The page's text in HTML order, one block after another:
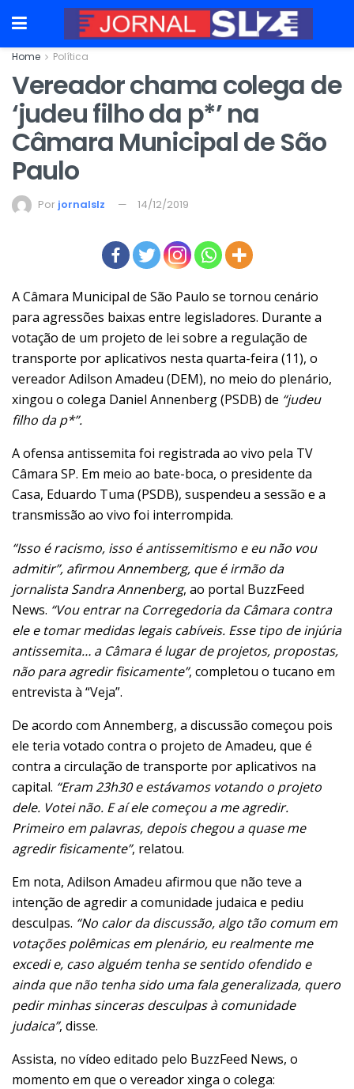
Home Política
Vereador chama colega de
‘judeu filho da p*’ na
Câmara Municipal de São
Paulo
Por jornalslz 14/12/2019
A Câmara Municipal de São Paulo se tornou cenário
para agressões baixas entre legisladores. Durante a
votação de um projeto de lei sobre a regulação de
transporte por aplicativos nesta quarta-feira (11), o
vereador Adilson Amadeu (DEM), no meio do plenário,
xingou o colega Daniel Annenberg (PSDB) de “judeu
filho da p*”.
A ofensa antissemita foi registrada ao vivo pela TV
Câmara SP. Em meio ao bate-boca, o presidente da
Casa, Eduardo Tuma (PSDB), suspendeu a sessão e a
transmissão ao vivo foi interrompida.
“Isso é racismo, isso é antissemitismo e eu não vou
admitir”, afirmou Annemberg, que é irmão da
jornalista Sandra Annenberg, ao portal BuzzFeed
News. “Vou entrar na Corregedoria da Câmara contra
ele e tomar medidas legais cabíveis. Esse tipo de injúria
antissemita… a Câmara é lugar de projetos, propostas,
não para agredir fisicamente”, completou o tucano em
entrevista à “Veja”.
De acordo com Annemberg, a discussão começou pois
ele teria votado contra o projeto de Amadeu, que é
contra a circulação de transporte por aplicativos na
capital. “Eram 23h30 e estávamos votando o projeto
dele. Votei não. E aí ele começou a me agredir.
Primeiro em palavras, depois chegou a quase me
agredir fisicamente”, relatou.
Em nota, Adilson Amadeu afirmou que não teve a
intenção de agredir a comunidade judaica e pediu
desculpas. “No calor da discussão, algo tão comum em
votações polêmicas em plenário, eu realmente me
excedi e, caso alguém tenha se sentido ofendido e
ainda que não tenha sido uma fala generalizada, quero
pedir minhas sinceras desculpas à comunidade
judaica”, disse.
Assista, no vídeo editado pelo BuzzFeed News, o
momento em que o vereador xinga o colega: